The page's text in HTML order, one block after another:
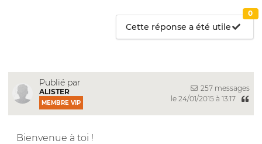
Cette réponse a été utile
0
Publié par
ALISTER
MEMBRE VIP
257 messages
le 24/01/2015 à 13:17
Bienvenue à toi !